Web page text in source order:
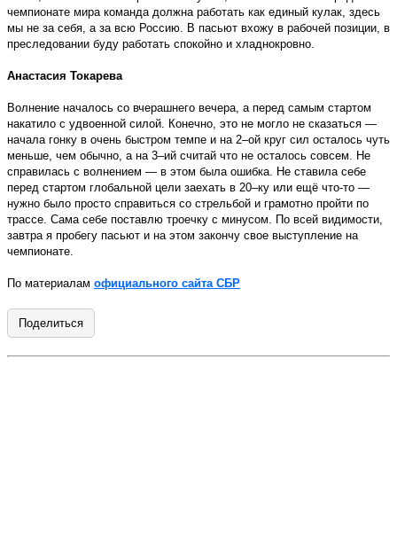
чемпионате мира команда должна работать как единый кулак, здесь
мы не за себя, а за всю Россию. В пасьют вхожу в рабочей позиции, в
преследовании буду работать спокойно и хладнокровно.
Анастасия Токарева
Волнение началось со вчерашнего вечера, а перед самым стартом
накатило с удвоенной силой. Конечно, это не могло не сказаться —
начала гонку в очень быстром темпе и на 2–ой круг сил осталось чуть
меньше, чем обычно, а на 3–ий считай что не осталось совсем. Не
справилась с волнением — в этом была ошибка. Не ставила себе
перед стартом глобальной цели заехать в 20–ку или ещё что-то —
нужно было просто справиться со стрельбой и грамотно пройти по
трассе. Сама себе поставлю троечку с минусом. По всей видимости,
завтра я пробегу пасьют и на этом закончу свое выступление на
чемпионате.
По материалам официального сайта СБР
Поделиться